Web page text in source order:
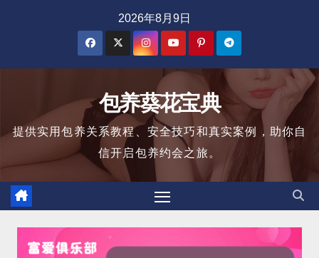
2026年8月9日
包养葵花宝典
提供实用包养关系教程、安全技巧和真实案例，助你自
信开启包养约会之旅。